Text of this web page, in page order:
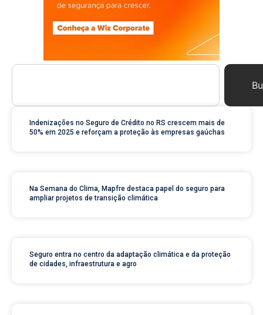
Indenizações no Seguro de Crédito no RS crescem mais de
50% em 2025 e reforçam a proteção às empresas gaúchas
Na Semana do Clima, Mapfre destaca papel do seguro para
ampliar projetos de transição climática
Seguro entra no centro da adaptação climática e da proteção
de cidades, infraestrutura e agro